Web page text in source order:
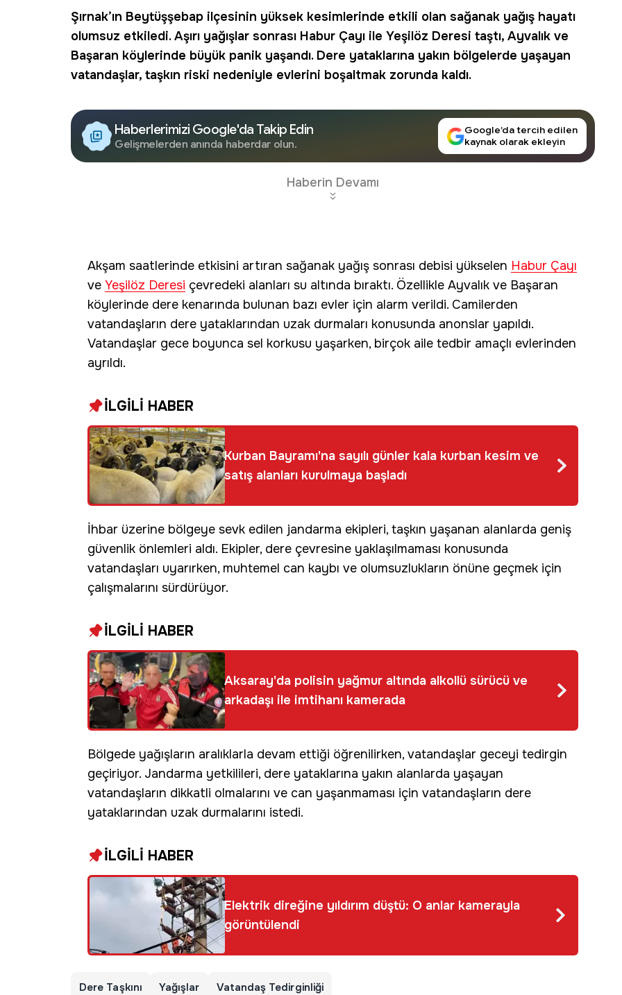
Şırnak’ın Beytüşşebap ilçesinin yüksek kesimlerinde etkili olan sağanak yağış hayatı
olumsuz etkiledi. Aşırı yağışlar sonrası Habur Çayı ile Yeşilöz Deresi taştı, Ayvalık ve
Başaran köylerinde büyük panik yaşandı. Dere yataklarına yakın bölgelerde yaşayan
vatandaşlar, taşkın riski nedeniyle evlerini boşaltmak zorunda kaldı.
Haberlerimizi Google'da Takip Edin
Gelişmelerden anında haberdar olun.
Google’da tercih edilen
kaynak olarak ekleyin
Haberin Devamı
Akşam saatlerinde etkisini artıran sağanak yağış sonrası debisi yükselen Habur Çayı
ve Yeşilöz Deresi çevredeki alanları su altında bıraktı. Özellikle Ayvalık ve Başaran
köylerinde dere kenarında bulunan bazı evler için alarm verildi. Camilerden
vatandaşların dere yataklarından uzak durmaları konusunda anonslar yapıldı.
Vatandaşlar gece boyunca sel korkusu yaşarken, birçok aile tedbir amaçlı evlerinden
ayrıldı.
İLGİLİ HABER
Kurban Bayramı'na sayılı günler kala kurban kesim ve
satış alanları kurulmaya başladı
İhbar üzerine bölgeye sevk edilen jandarma ekipleri, taşkın yaşanan alanlarda geniş
güvenlik önlemleri aldı. Ekipler, dere çevresine yaklaşılmaması konusunda
vatandaşları uyarırken, muhtemel can kaybı ve olumsuzlukların önüne geçmek için
çalışmalarını sürdürüyor.
İLGİLİ HABER
Aksaray'da polisin yağmur altında alkollü sürücü ve
arkadaşı ile imtihanı kamerada
Bölgede yağışların aralıklarla devam ettiği öğrenilirken, vatandaşlar geceyi tedirgin
geçiriyor. Jandarma yetkilileri, dere yataklarına yakın alanlarda yaşayan
vatandaşların dikkatli olmalarını ve can yaşanmaması için vatandaşların dere
yataklarından uzak durmalarını istedi.
İLGİLİ HABER
Elektrik direğine yıldırım düştü: O anlar kamerayla
görüntülendi
Dere Taşkını Yağışlar Vatandaş Tedirginliği